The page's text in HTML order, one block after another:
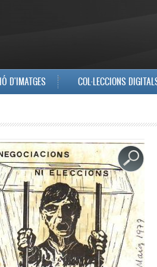
D'IMATGES COL·LECCIONS